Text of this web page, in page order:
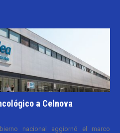
a Celnova
nacional aggiornó el marco